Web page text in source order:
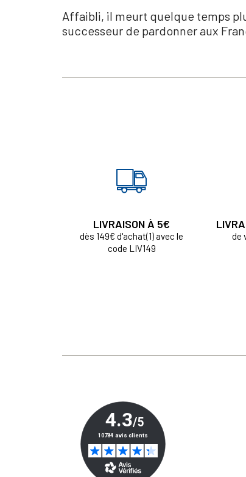
Affaibli, il meurt quelque temps
successeur de pardonner aux
LIVRAISON À 5€
dès 149€ d'achat(1) avec le
code LIV149
de